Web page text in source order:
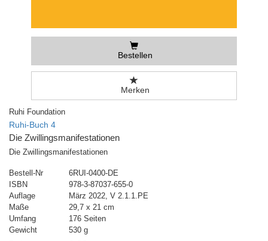
Bestellen
Merken
Ruhi Foundation
Ruhi-Buch 4
Die Zwillingsmanifestationen
Die Zwillingsmanifestationen
Bestell-Nr
6RUI-0400-DE
ISBN
978-3-87037-655-0
Auflage
März 2022, V 2.1.1.PE
Maße
29,7 x 21 cm
Umfang
176 Seiten
Gewicht
530 g